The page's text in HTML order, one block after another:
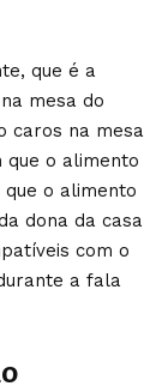
que é a
mesa do
caros na mesa
que o alimento
o alimento
dona da casa
com o
a fala